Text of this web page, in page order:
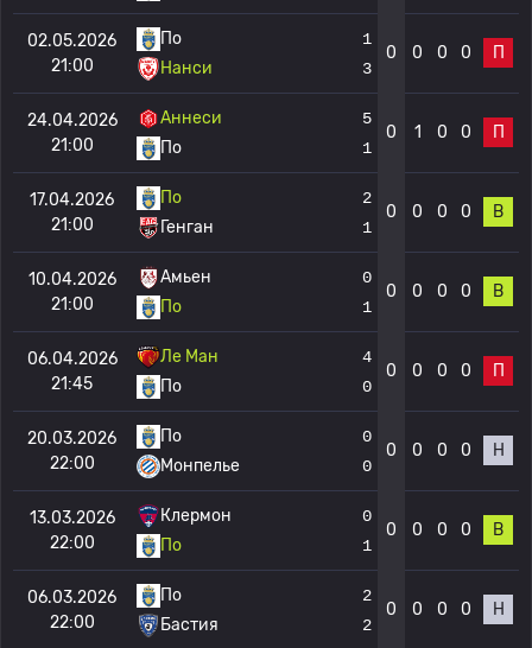
02.05.2026
21:00
По
Нанси
1
3
0 0 0 0 П
24.04.2026
21:00
Аннеси
По
5
1
0 1 0 0 П
17.04.2026
21:00
По
Генган
2
1
0 0 0 0 В
10.04.2026
21:00
Амьен
По
0
1
0 0 0 0 В
06.04.2026
21:45
Ле Ман
По
4
0
0 0 0 0 П
20.03.2026
22:00
По
Монпелье
0
0
0 0 0 0 Н
13.03.2026
22:00
Клермон
По
0
1
0 0 0 0 В
06.03.2026
22:00
По
Бастия
2
2
0 0 0 0 Н